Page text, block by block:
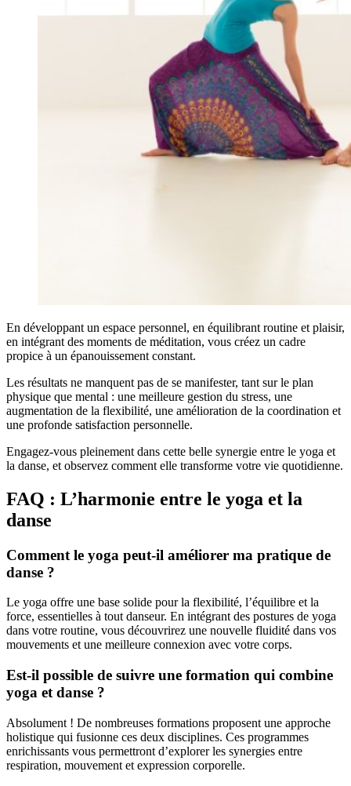
En développant un espace personnel, en équilibrant routine et plaisir,
en intégrant des moments de méditation, vous créez un cadre
propice à un épanouissement constant.
Les résultats ne manquent pas de se manifester, tant sur le plan
physique que mental : une meilleure gestion du stress, une
augmentation de la flexibilité, une amélioration de la coordination et
une profonde satisfaction personnelle.
Engagez-vous pleinement dans cette belle synergie entre le yoga et
la danse, et observez comment elle transforme votre vie quotidienne.
FAQ : L’harmonie entre le yoga et la
danse
Comment le yoga peut-il améliorer ma pratique de
danse ?
Le yoga offre une base solide pour la flexibilité, l’équilibre et la
force, essentielles à tout danseur. En intégrant des postures de yoga
dans votre routine, vous découvrirez une nouvelle fluidité dans vos
mouvements et une meilleure connexion avec votre corps.
Est-il possible de suivre une formation qui combine
yoga et danse ?
Absolument ! De nombreuses formations proposent une approche
holistique qui fusionne ces deux disciplines. Ces programmes
enrichissants vous permettront d’explorer les synergies entre
respiration, mouvement et expression corporelle.